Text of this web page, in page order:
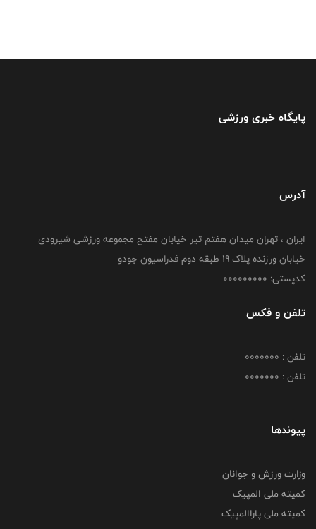
پایگاه خبری ورزشی
آدرس
ایران ، تهران میدان هفتم تیر خیابان مفتح مجموعه ورزشی شیرودی
خیابان ورزنده پلاک ۱۹ طبقه دوم فدراسیون جودو
کدپستی: 000000000
تلفن و فکس
تلفن : 0000000
تلفن : 0000000
پیوندها
وزارت ورزش و جوانان
کمیته ملی المپیک
کمیته ملی پاراالمپیک